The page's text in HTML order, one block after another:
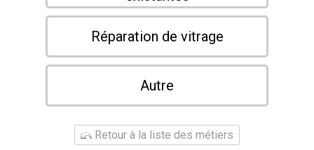
Réparation de vitrage
Autre
Retour à la liste des métiers